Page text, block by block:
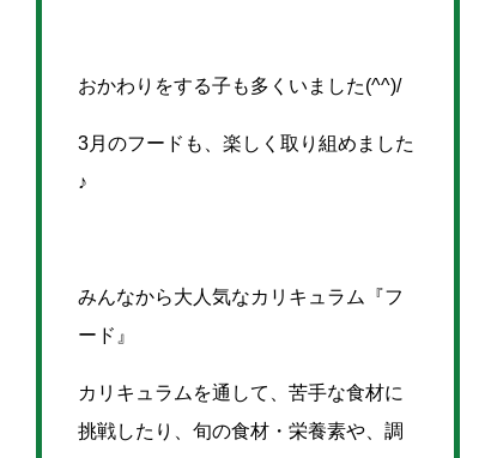
おかわりをする子も多くいました(^^)/
3月のフードも、楽しく取り組めました
♪
みんなから大人気なカリキュラム『フ
ード』
カリキュラムを通して、苦手な食材に
挑戦したり、旬の食材・栄養素や、調